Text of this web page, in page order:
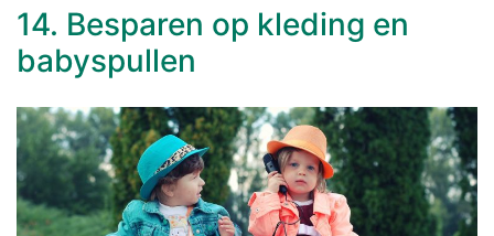
14. Besparen op kleding en
babyspullen